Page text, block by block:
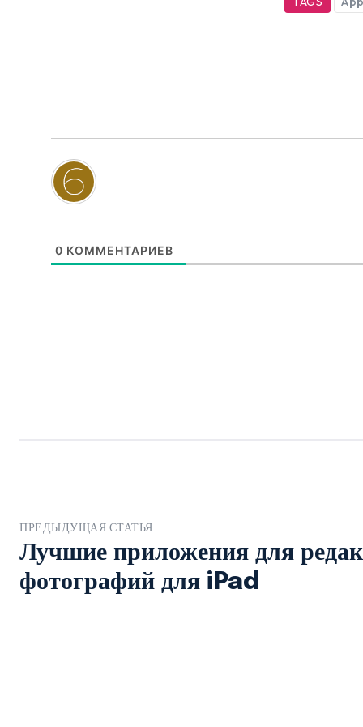
0 КОММЕНТАРИЕВ
ПРЕДЫДУЩАЯ СТАТЬЯ
Лучшие приложения для
фотографий для iPad